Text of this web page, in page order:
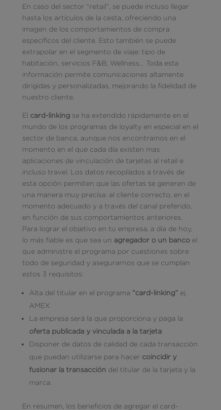
En caso del sector “retail”, se puede incluso llegar
hasta los artículos de la cesta, ofreciendo una
imagen de los comportamientos de compra
específicos del cliente. Esto también se puede
extrapolar en el segmento de viaje: tipo de
habitación, servicios F&B, Wellness… Toda esta
información permite comunicaciones altamente
dirigidas y personalizadas, mejorando la fidelidad de
nuestro cliente.
El card-linkingse ha extendido rápidamente en el
mundo de los programas de loyalty en especial en el
sector de banca, aunque nos encontramos en el
momento en el que cada día existen mas
aplicaciones de vinculación de tarjetas al retail e
incluso travel. Los datos recopilados a través de
esta opción permiten que las ofertas se generen de
una manera muy precisa: al cliente correcto, en el
momento adecuado y a través del canal preferido,
en función de sus comportamientos anteriores.
Para lograr el objetivo en tu empresa, a día de hoy,
lo más fiable es que sea un agregador o un bancoel
que administre el programa por cuestiones sobre
todo de seguridad y asegurarnos que se cumplan
estos 3 requisitos:
Alta del titular en el programa “card-linking” ej.
AMEX
La empresa será la que proporciona y paga la
oferta publicada y vinculada a la tarjeta
Disponer de datos de calidad de cada transacción
que puedan utilizarse para hacer coincidir y
fusionar la transacción del titular de la tarjeta y la
marca.
En resumen, los beneficios de agregar el card-